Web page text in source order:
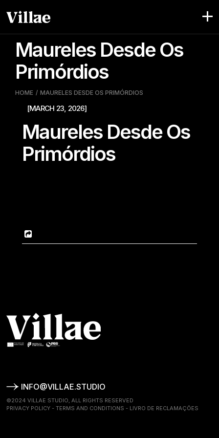
para
Maureles Desde Os
Primórdios
HOME MAURELES DESDE OS PRIMÓRDIOS
[MARCH 23, 2026]
Maureles Desde Os
Primórdios
INFO@VILLAE.STUDIO
©2024 VILLAE STUDIO, ALL RIGHTS RESERVED
PRIVACY POLICY -TERMS AND CONDITIONS - LIVRO DE RECLAMAÇÕES